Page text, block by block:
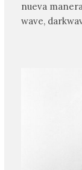
nueva
wave,